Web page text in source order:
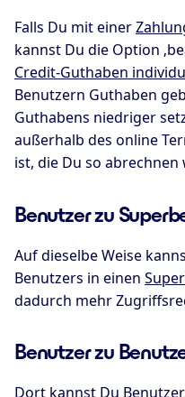
Falls Du mit einer
kannst Du die Option
Credit-Guthaben
Benutzern Guthaben
Guthabens niedriger
außerhalb des online
ist, die Du so abrechnen
Benutzer zu
Auf dieselbe Weise
Benutzers in einen
dadurch mehr
Benutzer zu
Dort kannst Du